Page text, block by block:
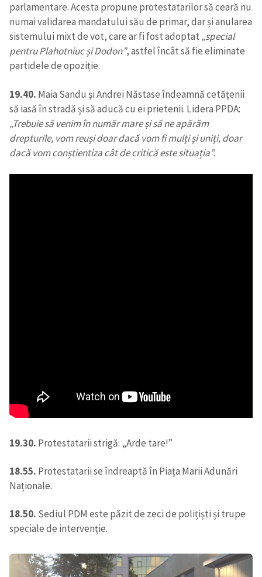
parlamentare. Acesta propune protestatarilor să ceară nu
numai validarea mandatului său de primar, dar și anularea
sistemului mixt de vot, care ar fi fost adoptat „special
pentru Plahotniuc și Dodon”, astfel încât să fie eliminate
partidele de opoziție.
19.40. Maia Sandu și Andrei Năstase îndeamnă cetățenii
să iasă în stradă și să aducă cu ei prietenii. Lidera PPDA:
„Trebuie să venim în număr mare și să ne apărăm
drepturile, vom reuși doar dacă vom fi mulți și uniți, doar
dacă vom conștientiza cât de critică este situația”.
19.30. Protestatarii strigă: „Arde tare!”
18.55. Protestatarii se îndreaptă în Piața Marii Adunări
Naționale.
18.50. Sediul PDM este păzit de zeci de polițiști și trupe
speciale de intervenție.